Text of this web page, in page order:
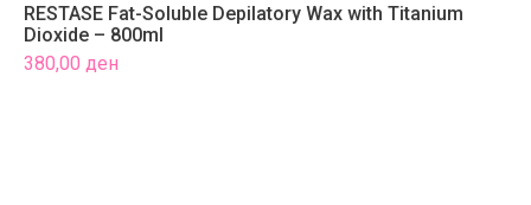
RESTASE Fat-Soluble Depilatory Wax with Titanium
Dioxide – 800ml
380,00 ден